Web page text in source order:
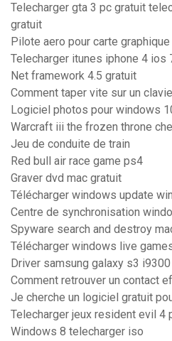
Telecharger gta 3 pc gratuit
gratuit
Pilote aero pour carte
Telecharger itunes iphone 4 ios
Net framework 4.5 gratuit
Comment taper vite sur un
Logiciel photos pour windows
Warcraft iii the frozen throne
Jeu de conduite de train
Red bull air race game ps4
Graver dvd mac gratuit
Télécharger windows update
Centre de synchronisation
Spyware search and destroy
Télécharger windows live
Driver samsung galaxy s3 i9300
Comment retrouver un contact
Je cherche un logiciel gratuit
Telecharger jeux resident evil 4
Windows 8 telecharger iso